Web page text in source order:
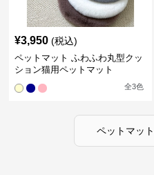
¥3,950 (税込)
ペットマット ふわふわ丸型クッ
ション猫用ペットマット
全3色
ペットマット